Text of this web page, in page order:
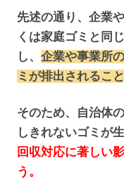
先述の通り、企業
くは家庭ゴミと同
し、 企業や事業所
ミが排出されるこ
そのため、自治体
しきれないゴミが
回収対応に著しい
う。